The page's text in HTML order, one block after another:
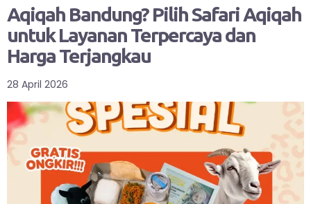
Aqiqah Bandung? Pilih Safari Aqiqah
untuk Layanan Terpercaya dan
Harga Terjangkau
28 April 2026